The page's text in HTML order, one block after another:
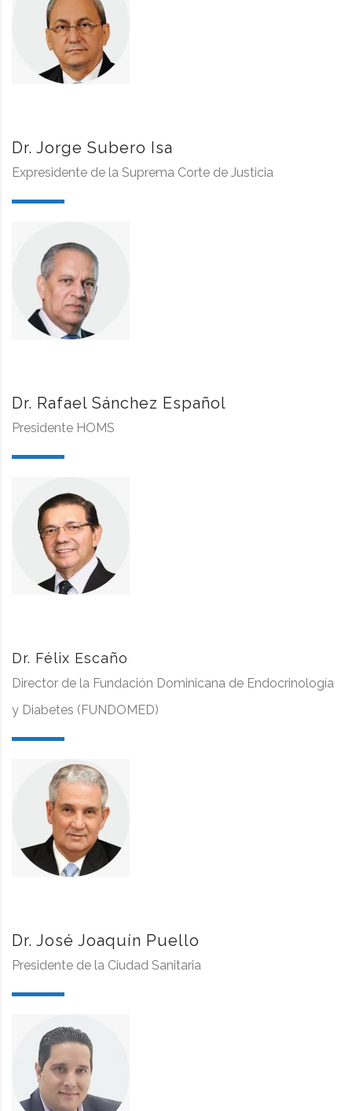
Dr. Jorge Subero Isa
Expresidente de la Suprema Corte de Justicia
Dr. Rafael Sánchez Español
Presidente HOMS
Dr. Félix Escaño
Director de la Fundación Dominicana de Endocrinología
y Diabetes (FUNDOMED)
Dr. José Joaquín Puello
Presidente de la Ciudad Sanitaria